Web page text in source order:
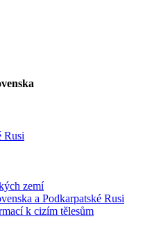
Rusi
zemí
a Podkarpatské Rusi
k cizím tělesům